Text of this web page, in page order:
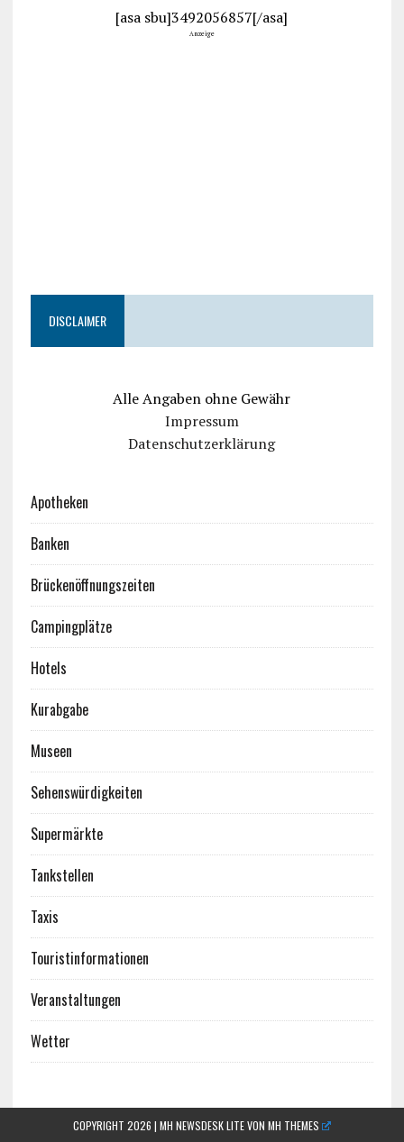
[asa sbu]3492056857[/asa]
Anzeige
DISCLAIMER
Alle Angaben ohne Gewähr
Impressum
Datenschutzerklärung
Apotheken
Banken
Brückenöffnungszeiten
Campingplätze
Hotels
Kurabgabe
Museen
Sehenswürdigkeiten
Supermärkte
Tankstellen
Taxis
Touristinformationen
Veranstaltungen
Wetter
COPYRIGHT 2026 | MH NEWSDESK LITE VON MH THEMES